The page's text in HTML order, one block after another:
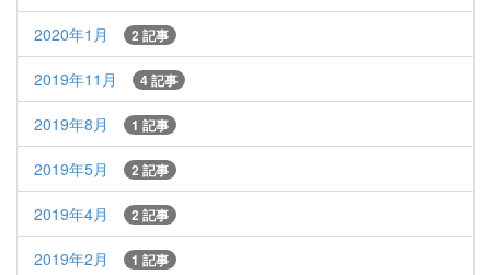
2020年1月 2 記事
2019年11月 4 記事
2019年8月 1 記事
2019年5月 2 記事
2019年4月 2 記事
2019年2月 1 記事